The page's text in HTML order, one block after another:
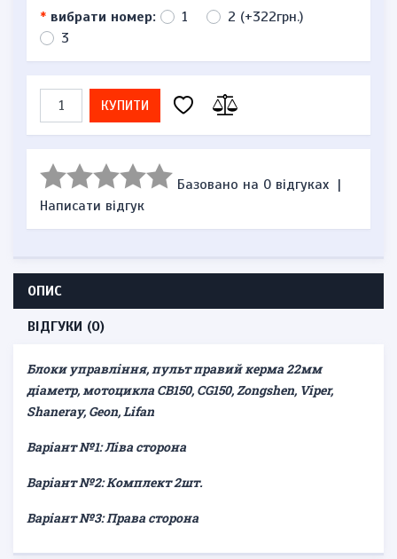
* вибрати номер: 1
2 (+322грн.)
3
КУПИТИ
Базовано на 0 відгуках |
Написати відгук
ОПИС
ВІДГУКИ (0)
Блоки управління, пульт правий керма 22мм
діаметр, мотоцикла CB150, CG150, Zongshen, Viper,
Shaneray, Geon, Lifan
Варіант №1: Ліва сторона
Варіант №2: Комплект 2шт.
Варіант №3: Права сторона